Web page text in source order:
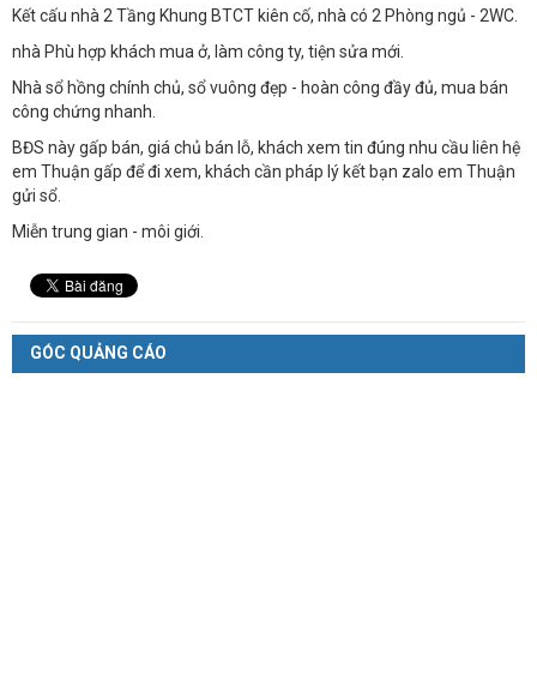
Kết cấu nhà 2 Tầng Khung BTCT kiên cố, nhà có 2 Phòng ngủ - 2WC.
nhà Phù hợp khách mua ở, làm công ty, tiện sửa mới.
Nhà sổ hồng chính chủ, sổ vuông đẹp - hoàn công đầy đủ, mua bán
công chứng nhanh.
BĐS này gấp bán, giá chủ bán lỗ, khách xem tin đúng nhu cầu liên hệ
em Thuận gấp để đi xem, khách cần pháp lý kết bạn zalo em Thuận
gửi sổ.
Miễn trung gian - môi giới.
GÓC QUẢNG CÁO